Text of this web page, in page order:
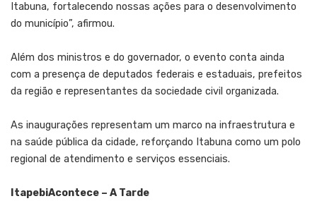
Itabuna, fortalecendo nossas ações para o desenvolvimento
do município”, afirmou.
Além dos ministros e do governador, o evento conta ainda
com a presença de deputados federais e estaduais, prefeitos
da região e representantes da sociedade civil organizada.
As inaugurações representam um marco na infraestrutura e
na saúde pública da cidade, reforçando Itabuna como um polo
regional de atendimento e serviços essenciais.
ItapebiAcontece – A Tarde